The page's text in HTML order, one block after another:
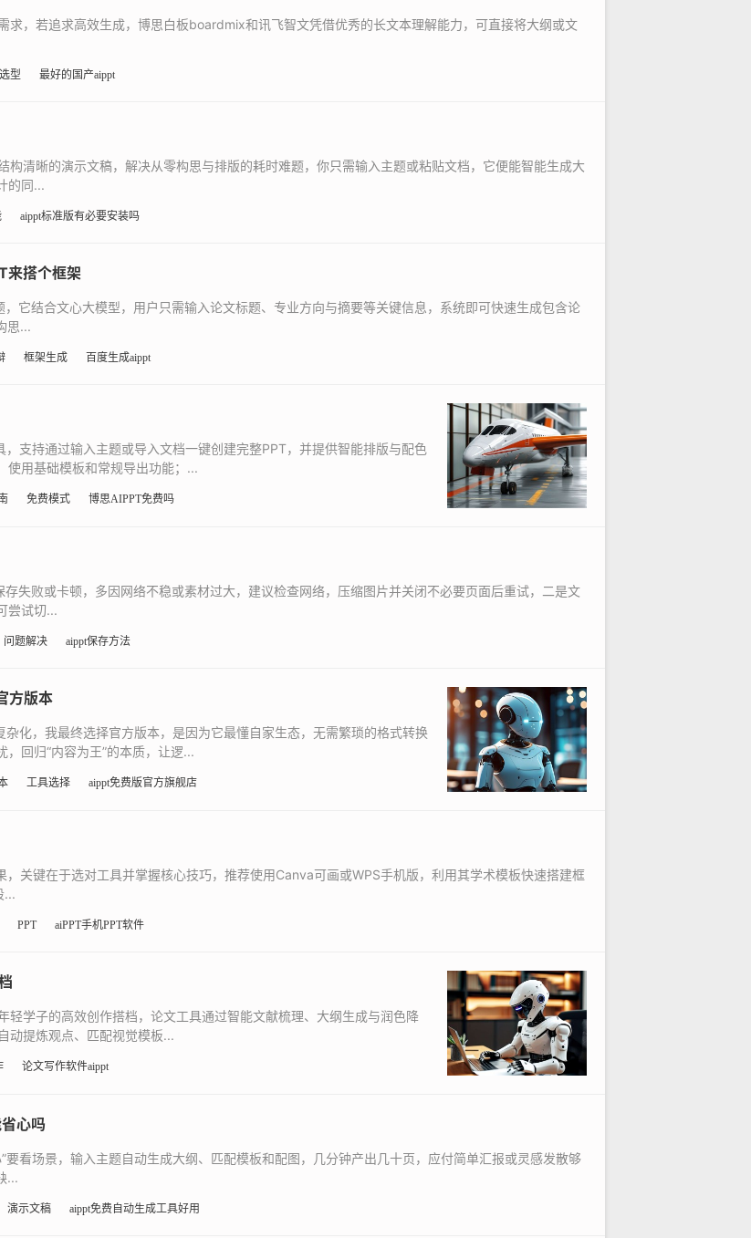
求，若追求高效生成，博思白板boardmix和讯飞智文凭借优秀的长文本理解能力，可直接将大纲或文
选型 最好的国产aippt
构清晰的演示文稿，解决从零构思与排版的耗时难题，你只需输入主题或粘贴文档，它便能智能生成大
的同...
aippt标准版有必要安装吗
来搭个框架
它结合文心大模型，用户只需输入论文标题、专业方向与摘要等关键信息，系统即可快速生成包含论
思...
框架生成 百度生成aippt
支持通过输入主题或导入文档一键创建完整PPT，并提供智能排版与配色
使用基础模板和常规导出功能；...
免费模式 博思AIPPT免费吗
失败或卡顿，多因网络不稳或素材过大，建议检查网络，压缩图片并关闭不必要页面后重试，二是文
尝试切...
问题解决 aippt保存方法
方版本
化，我最终选择官方版本，是因为它最懂自家生态，无需繁琐的格式转换
回归“内容为王”的本质，让逻...
工具选择 aippt免费版官方旗舰店
关键在于选对工具并掌握核心技巧，推荐使用Canva可画或WPS手机版，利用其学术模板快速搭建框
...
PPT aiPPT手机PPT软件
学子的高效创作搭档，论文工具通过智能文献梳理、大纲生成与润色降
动提炼观点、匹配视觉模板...
论文写作软件aippt
心吗
要看场景，输入主题自动生成大纲、匹配模板和配图，几分钟产出几十页，应付简单汇报或灵感发散够
...
演示文稿 aippt免费自动生成工具好用